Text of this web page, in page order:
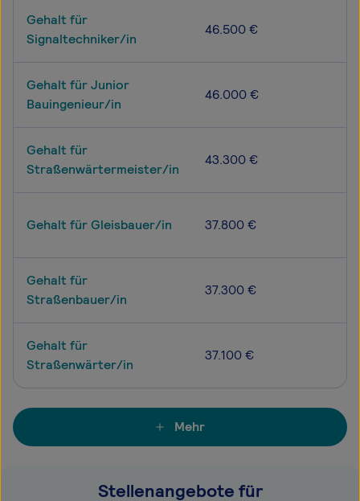
Gehalt für
Signaltechniker/in
46.500 €
Gehalt für Junior
Bauingenieur/in
46.000 €
Gehalt für
Straßenwärtermeister/in
43.300 €
Gehalt für Gleisbauer/in 37.800 €
Gehalt für
Straßenbauer/in
37.300 €
Gehalt für
Straßenwärter/in
37.100 €
Mehr
Stellenangebote für